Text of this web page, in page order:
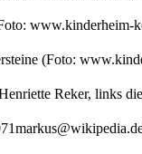
www.kinderheim-
(Foto:
Reker, links